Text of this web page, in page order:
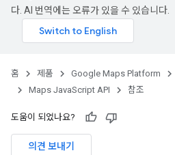
다. AI 번역에는 오류가 있을 수 있습니다.
홈 제품 Google Maps Platform
Maps JavaScript API
참조
도움이 되었나요?
의견 보내기